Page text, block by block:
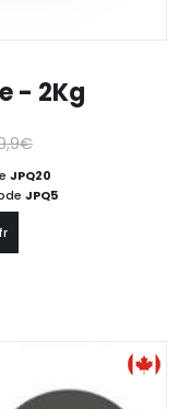
- 2Kg
JPQ20
JPQ5